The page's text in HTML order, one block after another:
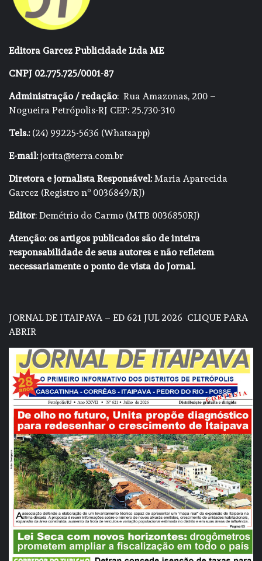
Editora Garcez Publicidade Ltda ME
CNPJ 02.775.725/0001-87
Administração / redação: Rua Amazonas, 200 –
Nogueira Petrópolis-RJ CEP: 25.730-310
Tels.:(24) 99225-5636 (Whatsapp)
E-mail:jorita@terra.com.br
Diretora e jornalista Responsável:Maria Aparecida
Garcez (Registro nº 0036849/RJ)
Editor: Demétrio do Carmo (MTB 0036850RJ)
Atenção: os artigos publicados são de inteira
responsabilidade de seus autores e não refletem
necessariamente o ponto de vista do Jornal.
JORNAL DE ITAIPAVA – ED 621 JUL 2026 CLIQUE PARA
ABRIR